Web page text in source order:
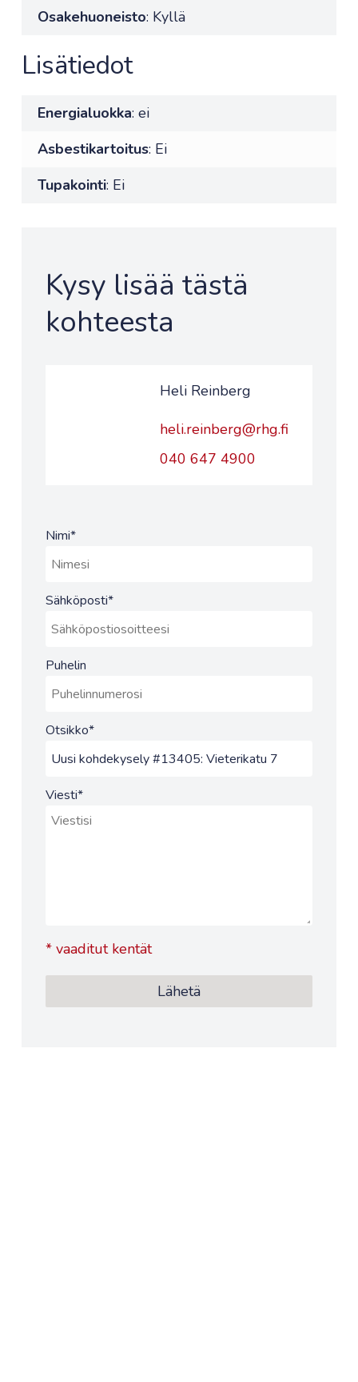
Osakehuoneisto: Kyllä
Lisätiedot
Energialuokka: ei
Asbestikartoitus: Ei
Tupakointi: Ei
Kysy lisää tästä
kohteesta
Heli Reinberg
heli.reinberg@rhg.fi
040 647 4900
Nimi*
Sähköposti*
Puhelin
Otsikko*
Viesti*
*vaaditut kentät